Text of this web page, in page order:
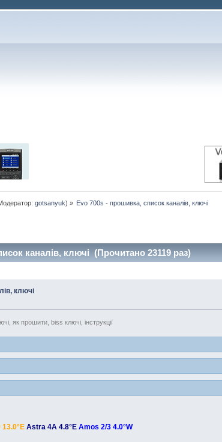
gotsanyuk) » Evo 700s - прошивка, список каналів, ключі
каналів, ключі (Прочитано 23119 раз)
ключі
як прошити, biss ключі, інструкції
Astra 4A 4.8°E Amos 2/3 4.0°W